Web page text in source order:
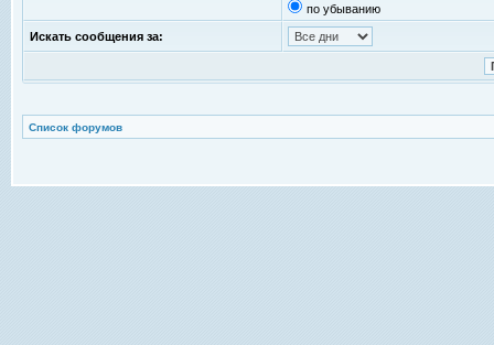
по убыванию
Искать сообщения за:
Список форумов